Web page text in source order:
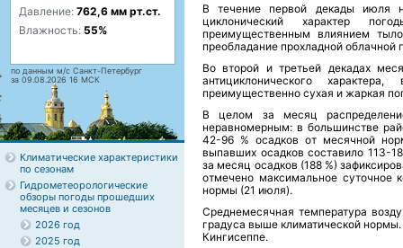
Давление: 762,6 мм рт.ст.
Влажность: 55%
по данным м/с Санкт-Петербург
за 09.08.2026 16 МСК
Климатические характеристики
по сезонам
Гидрометеорологические
обзоры погоды прошедших
месяцев и сезонов
2026 год
2025 год
В течение первой декады июля
циклонический характер
преимущественным влиянием
преобладание прохладной
Во второй и третьей декадах
антициклонического
преимущественно сухая и жаркая
В целом за месяц
неравномерным: в большинстве
42-96 % осадков от месячной
выпавших осадков составило 113-
за месяц осадков (188 %)
отмечено максимальное суточное
нормы (21 июля).
Среднемесячная температура
градуса выше климатической
Кингисеппе.